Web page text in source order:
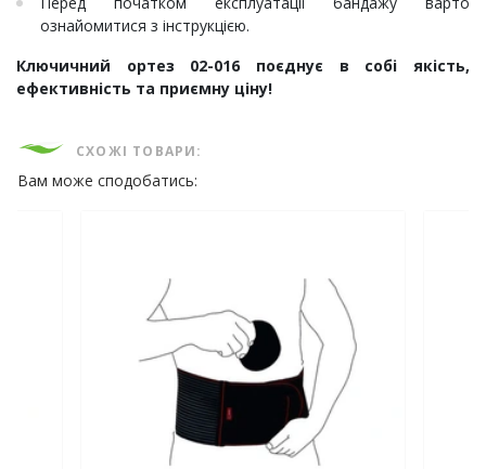
ознайомитися з інструкцією.
Ключичний ортез 02-016 поєднує в собі якість,
ефективність та приємну ціну!
СХОЖІ ТОВАРИ:
Вам може сподобатись: